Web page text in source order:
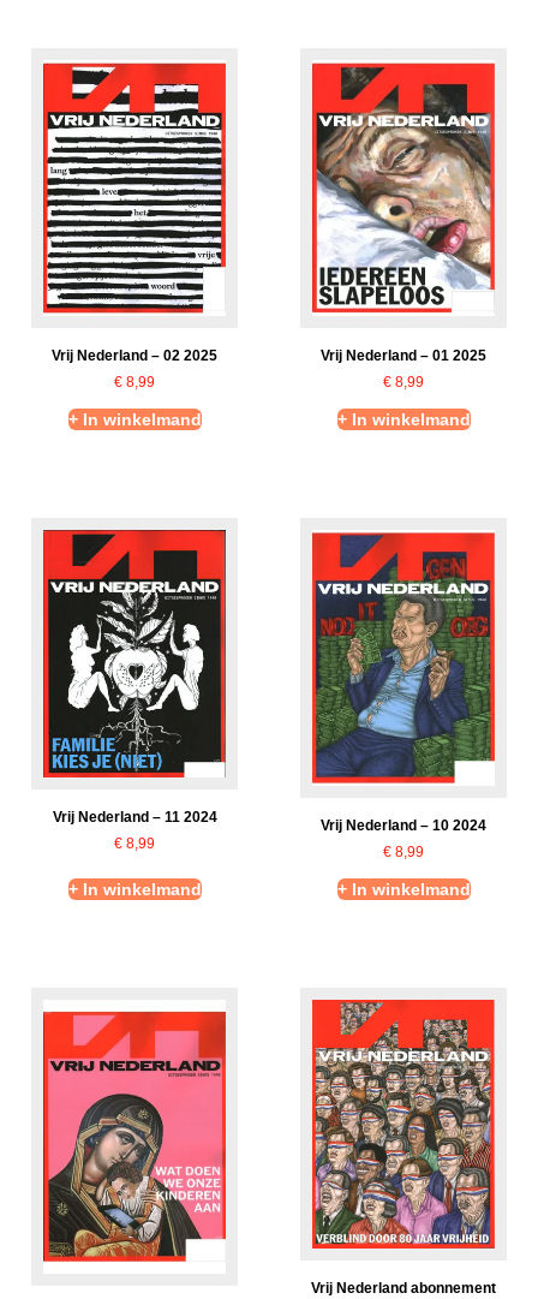
Vrij Nederland – 02 2025
€ 8,99
+ In winkelmand
Vrij Nederland – 01 2025
€ 8,99
+ In winkelmand
Vrij Nederland – 11 2024
€ 8,99
+ In winkelmand
Vrij Nederland – 10 2024
€ 8,99
+ In winkelmand
Vrij Nederland abonnement